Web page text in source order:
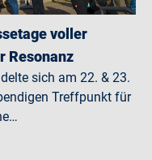
voller
Resonanz
sich am 22. & 23.
Treffpunkt für